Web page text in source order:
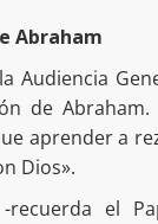
Abraham
Audiencia
de Abraham.
aprender a
Dios».
recuerda el